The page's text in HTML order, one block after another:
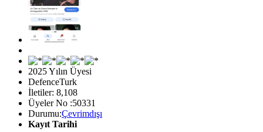
2025 Yılın Üyesi
DefenceTurk
İletiler: 8,108
Üyeler No :50331
Durumu:Çevrimdışı
Kayıt Tarihi